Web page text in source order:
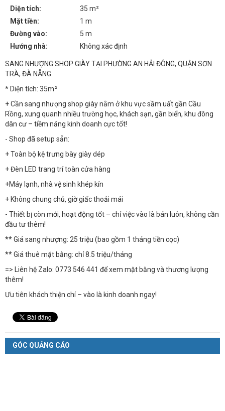
Diện tích:
35 m²
Mặt tiền:
1 m
Đường vào:
5 m
Hướng nhà:
Không xác định
SANG NHƯỢNG SHOP GIÀY TẠI PHƯỜNG AN HẢI ĐÔNG, QUẬN SƠN
TRÀ, ĐÀ NẴNG
* Diện tích: 35m²
+ Cần sang nhượng shop giày nằm ở khu vực sầm uất gần Cầu
Rồng, xung quanh nhiều trường học, khách sạn, gần biển, khu đông
dân cư – tiềm năng kinh doanh cực tốt!
- Shop đã setup sẵn:
+ Toàn bộ kệ trưng bày giày dép
+ Đèn LED trang trí toàn cửa hàng
+Máy lạnh, nhà vệ sinh khép kín
+ Không chung chủ, giờ giấc thoải mái
- Thiết bị còn mới, hoạt động tốt – chỉ việc vào là bán luôn, không cần
đầu tư thêm!
** Giá sang nhượng: 25 triệu (bao gồm 1 tháng tiền cọc)
** Giá thuê mặt bằng: chỉ 8.5 triệu/tháng
=> Liên hệ Zalo: 0773 546 441 để xem mặt bằng và thương lượng
thêm!
Ưu tiên khách thiện chí – vào là kinh doanh ngay!
GÓC QUẢNG CÁO